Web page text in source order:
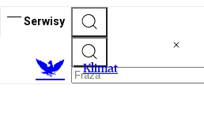
Serwisy
Klimat